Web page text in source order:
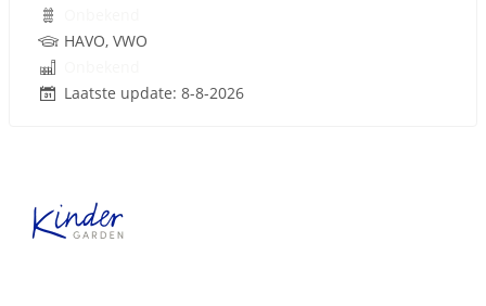
HAVO, VWO
Laatste update: 8-8-2026